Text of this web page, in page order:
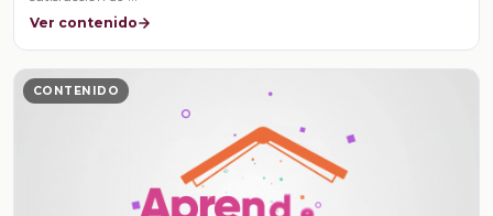
Ver contenido
CONTENIDO